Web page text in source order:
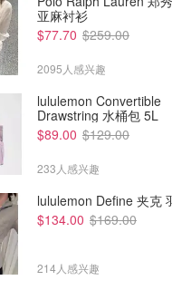
亚麻衬衫
$77.70 $259.00
2095人感兴趣
lululemon Convertible
Drawstring 水桶包 5L
$89.00 $129.00
233人感兴趣
lululemon Define 夹克
$134.00 $169.00
214人感兴趣